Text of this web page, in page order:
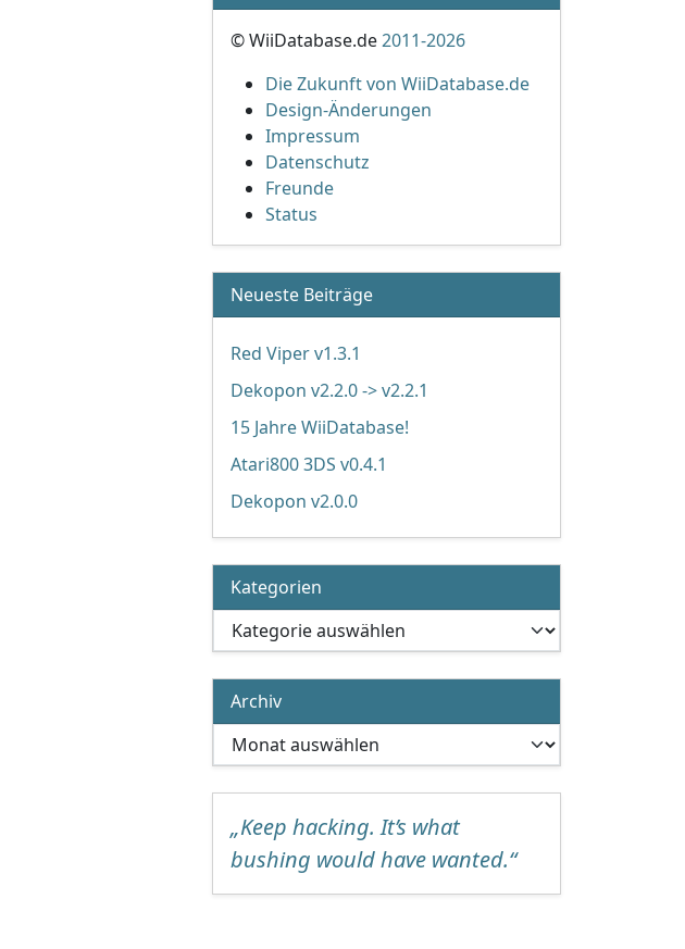
© WiiDatabase.de2011-2026
Die Zukunft von WiiDatabase.de
Design-Änderungen
Impressum
Datenschutz
Freunde
Status
Neueste Beiträge
Red Viper v1.3.1
Dekopon v2.2.0 -> v2.2.1
15 Jahre WiiDatabase!
Atari800 3DS v0.4.1
Dekopon v2.0.0
Kategorien
Kategorien
Archiv
Archiv
„Keep hacking. It’s what
bushing would have wanted.“